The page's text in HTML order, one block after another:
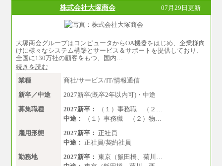
株式会社大塚商会 07月29日更新
大塚商会グループはコンピュータからOA機器をはじめ、企業様向
けに様々なシステム構築とサービス＆サポートを提供しており、
全国に130万社の顧客をもつ、国内…
続きを読む
業種
商社/サービス/IT/情報通信
新卒／中途
2027新卒(既卒2年以内可)・中途
募集職種
2027新卒：
（１）事務職 （２…
中途：
（１）事務職 （２）物…
雇用形態
2027新卒： 正社員
中途： 正社員/契約社員
勤務地
2027新卒： 東京（飯田橋、菊川…